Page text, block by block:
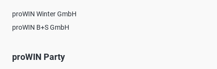
proWIN Winter GmbH
proWIN B+S GmbH
proWIN Party